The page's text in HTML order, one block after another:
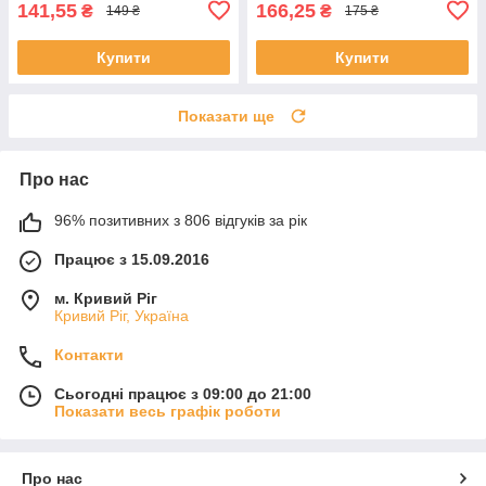
141,55 ₴ 149 ₴
Купити
166,25 ₴ 175 ₴
Купити
Показати ще
Про нас
96% позитивних з 806 відгуків за рік
Працює з 15.09.2016
м. Кривий Ріг
Кривий Ріг, Україна
Контакти
Сьогодні працює з 09:00 до 21:00
Показати весь графік роботи
Про нас